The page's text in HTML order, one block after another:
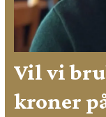
Vil vi
kroner